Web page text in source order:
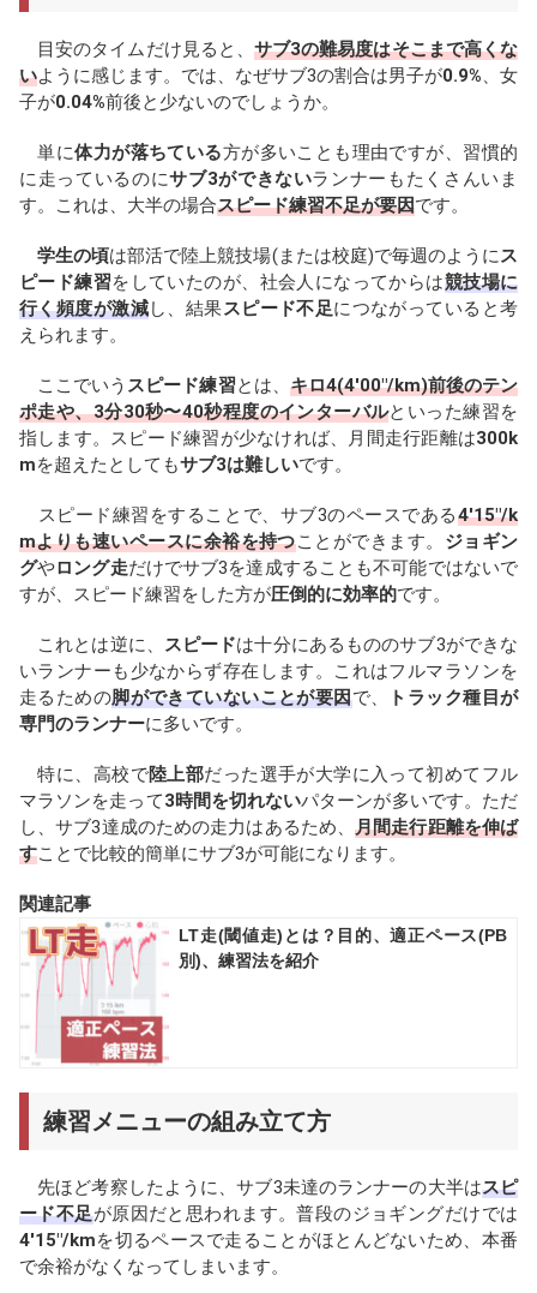
目安のタイムだけ見ると、 サブ3の難易度はそこまで高くな
いように感じます。では、なぜサブ3の割合は男子が0.9%、女
子が0.04%前後と少ないのでしょうか。
単に体力が落ちている方が多いことも理由ですが、習慣的
に走っているのにサブ3ができないランナーもたくさんいま
す。これは、大半の場合スピード練習不足が要因です。
学生の頃は部活で陸上競技場(または校庭)で毎週のようにス
ピード練習をしていたのが、社会人になってからは競技場に
行く頻度が激減し、結果スピード不足につながっていると考
えられます。
ここでいう スピード練習とは、 キロ4(4'00"/km)前後のテン
ポ走や、3分30秒〜40秒程度のインターバルといった練習を
指します。スピード練習が少なければ、月間走行距離は300k
mを超えたとしてもサブ3は難しいです。
スピード練習をすることで、サブ3のペースである4'15"/k
mよりも速いペースに余裕を持つことができます。 ジョギン
グやロング走だけでサブ3を達成することも不可能ではないで
すが、スピード練習をした方が圧倒的に効率的です。
これとは逆に、 スピードは十分にあるもののサブ3ができな
いランナーも少なからず存在します。これはフルマラソンを
走るための脚ができていないことが要因で、
トラック種目が
専門のランナーに多いです。
特に、高校で陸上部だった選手が大学に入って初めてフル
マラソンを走って3時間を切れないパターンが多いです。ただ
し、サブ3達成のための走力はあるため、月間走行距離を伸ば
すことで比較的簡単にサブ3が可能になります。
関連記事
LT走(閾値走)とは？目的、適正ペース(PB
別)、練習法を紹介
練習メニューの組み立て方
先ほど考察したように、サブ3未達のランナーの大半はスピ
ード不足が原因だと思われます。普段のジョギングだけでは
4'15"/kmを切るペースで走ることがほとんどないため、本番
で余裕がなくなってしまいます。